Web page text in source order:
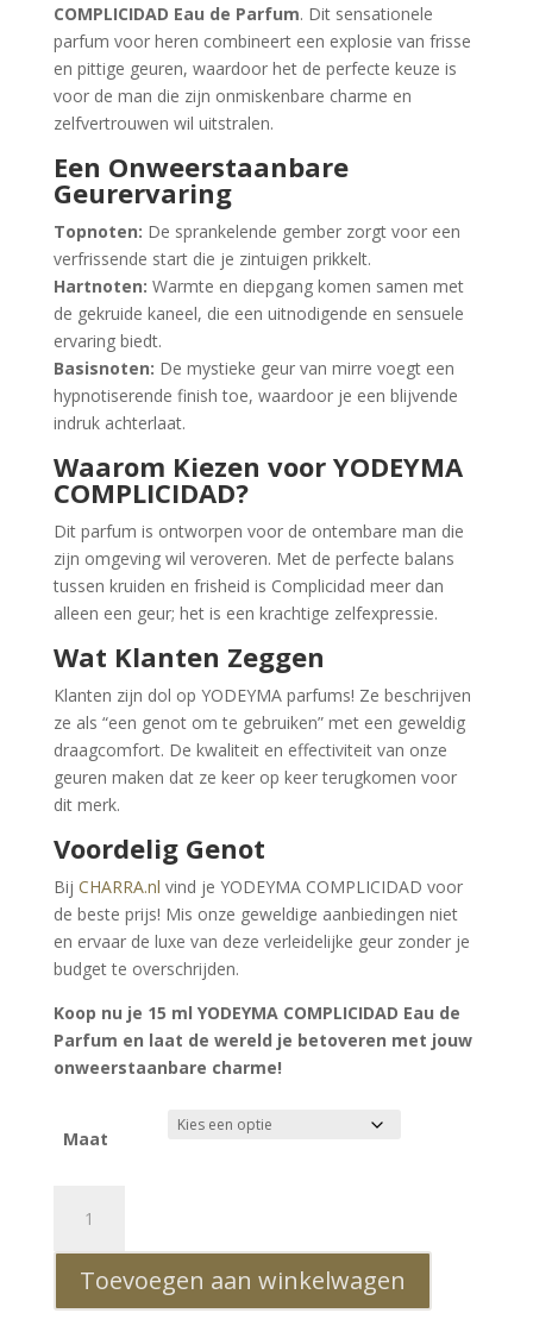
COMPLICIDAD Eau de Parfum. Dit sensationele
parfum voor heren combineert een explosie van frisse
en pittige geuren, waardoor het de perfecte keuze is
voor de man die zijn onmiskenbare charme en
zelfvertrouwen wil uitstralen.
Een Onweerstaanbare
Geurervaring
Topnoten: De sprankelende gember zorgt voor een
verfrissende start die je zintuigen prikkelt.
Hartnoten: Warmte en diepgang komen samen met
de gekruide kaneel, die een uitnodigende en sensuele
ervaring biedt.
Basisnoten: De mystieke geur van mirre voegt een
hypnotiserende finish toe, waardoor je een blijvende
indruk achterlaat.
Waarom Kiezen voor YODEYMA
COMPLICIDAD?
Dit parfum is ontworpen voor de ontembare man die
zijn omgeving wil veroveren. Met de perfecte balans
tussen kruiden en frisheid is Complicidad meer dan
alleen een geur; het is een krachtige zelfexpressie.
Wat Klanten Zeggen
Klanten zijn dol op YODEYMA parfums! Ze beschrijven
ze als “een genot om te gebruiken” met een geweldig
draagcomfort. De kwaliteit en effectiviteit van onze
geuren maken dat ze keer op keer terugkomen voor
dit merk.
Voordelig Genot
Bij CHARRA.nl vind je YODEYMA COMPLICIDAD voor
de beste prijs! Mis onze geweldige aanbiedingen niet
en ervaar de luxe van deze verleidelijke geur zonder je
budget te overschrijden.
Koop nu je 15 ml YODEYMA COMPLICIDAD Eau de
Parfum en laat de wereld je betoveren met jouw
onweerstaanbare charme!
Maat
COMPLICIDAD
Eau
Parfum
Toevoegen aan winkelwagen